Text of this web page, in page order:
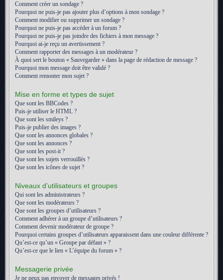
Comment créer un sondage ?
Pourquoi ne puis-je pas ajouter plus d’options à mon sondage ?
Comment modifier ou supprimer un sondage ?
Pourquoi ne puis-je pas accéder à un forum ?
Pourquoi ne puis-je pas joindre des fichiers à mon message ?
Pourquoi ai-je reçu un avertissement ?
Comment rapporter des messages à un modérateur ?
À quoi sert le bouton « Sauvegarder » dans la page de rédaction de message ?
Pourquoi mon message doit être validé ?
Comment remonter mon sujet ?
Mise en forme et types de sujet
Que sont les BBCodes ?
Puis-je utiliser le HTML ?
Que sont les smileys ?
Puis-je publier des images ?
Que sont les annonces globales ?
Que sont les annonces ?
Que sont les post-it ?
Que sont les sujets verrouillés ?
Que sont les icônes de sujet ?
Niveaux d’utilisateurs et groupes
Qui sont les administrateurs ?
Que sont les modérateurs ?
Que sont les groupes d’utilisateurs ?
Comment adhérer à un groupe d’utilisateurs ?
Comment devenir modérateur de groupe ?
Pourquoi certains groupes d’utilisateurs apparaissent dans une couleur différente ?
Qu’est-ce qu’un « Groupe par défaut » ?
Qu’est-ce que le lien « L’équipe du forum » ?
Messagerie privée
Je ne peux pas envoyer de messages privés !